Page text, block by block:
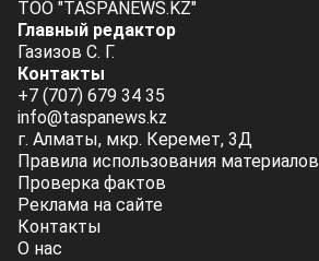
ТОО "TASPANEWS.KZ"
Главный редактор
Газизов С. Г.
Контакты
+7 (707) 679 34 35
info@taspanews.kz
г. Алматы, мкр. Керемет, 3Д
Правила использования материалов
Проверка фактов
Реклама на сайте
Контакты
О нас